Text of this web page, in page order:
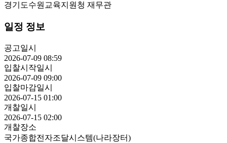
경기도수원교육지원청 재무관
일정 정보
공고일시
2026-07-09 08:59
입찰시작일시
2026-07-09 09:00
입찰마감일시
2026-07-15 01:00
개찰일시
2026-07-15 02:00
개찰장소
국가종합전자조달시스템(나라장터)